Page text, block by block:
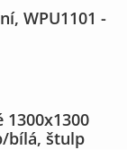
WPU1101 -
bílá, štulp